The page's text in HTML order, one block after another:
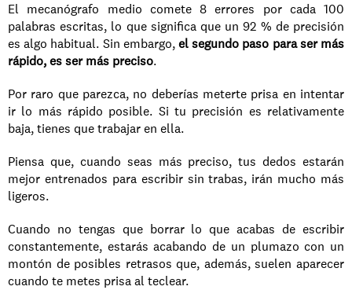
El mecanógrafo medio comete 8 errores por cada 100
palabras escritas, lo que significa que un 92 % de precisión
es algo habitual. Sin embargo, el segundo paso para ser más
rápido, es ser más preciso.
Por raro que parezca, no deberías meterte prisa en intentar
ir lo más rápido posible. Si tu precisión es relativamente
baja, tienes que trabajar en ella.
Piensa que, cuando seas más preciso, tus dedos estarán
mejor entrenados para escribir sin trabas, irán mucho más
ligeros.
Cuando no tengas que borrar lo que acabas de escribir
constantemente, estarás acabando de un plumazo con un
montón de posibles retrasos que, además, suelen aparecer
cuando te metes prisa al teclear.